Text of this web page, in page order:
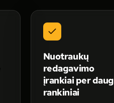
Nuotraukų
redagavimo
įrankiai per daug
rankiniai